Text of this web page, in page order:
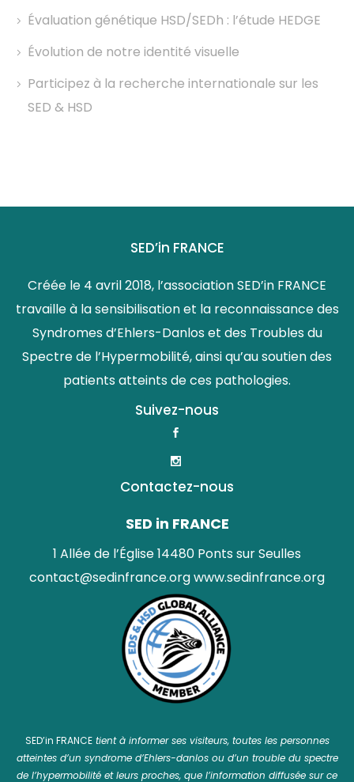
Évaluation génétique HSD/SEDh : l’étude HEDGE
Évolution de notre identité visuelle
Participez à la recherche internationale sur les
SED & HSD
SED’in FRANCE
Créée le 4 avril 2018, l’association SED’in FRANCE
travaille à la sensibilisation et la reconnaissance des
Syndromes d’Ehlers-Danlos et des Troubles du
Spectre de l’Hypermobilité, ainsi qu’au soutien des
patients atteints de ces pathologies.
Suivez-nous
Contactez-nous
SED in FRANCE
1 Allée de l’Église 14480 Ponts sur Seulles
contact@sedinfrance.orgwww.sedinfrance.org
SED’in FRANCEtient à informer ses visiteurs, toutes les personnes
atteintes d’un syndrome d’Ehlers-danlos ou d’un trouble du spectre
de l’hypermobilité et leurs proches, que l’information diffusée sur ce